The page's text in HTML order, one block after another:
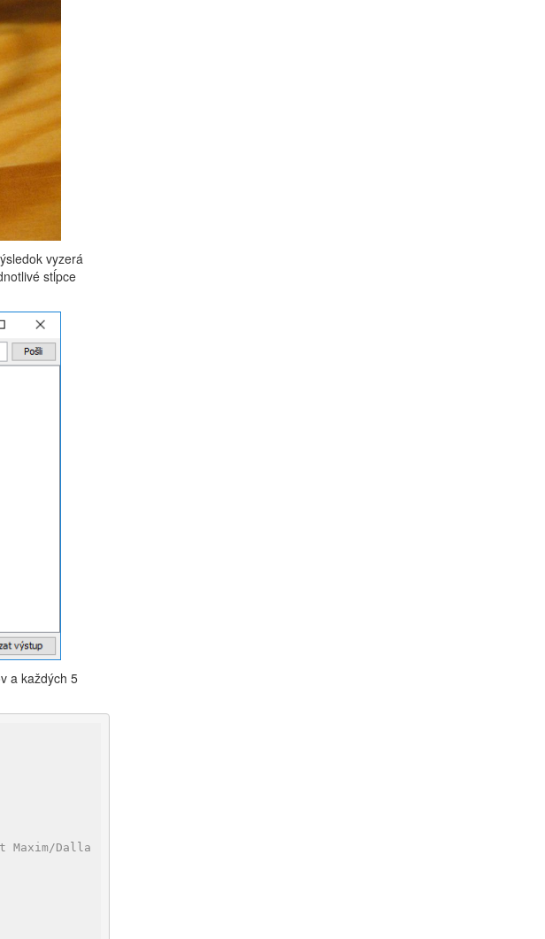
vyzerá
stĺpce
a každých 5
Maxim/Dalla